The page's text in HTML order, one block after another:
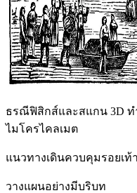
ธรณีฟิสิกส์และสแกน 3D
ไมโครไคลเมต
แนวทางเดินควบคุมรอยเ
วางแผนอย่างมีบริบท